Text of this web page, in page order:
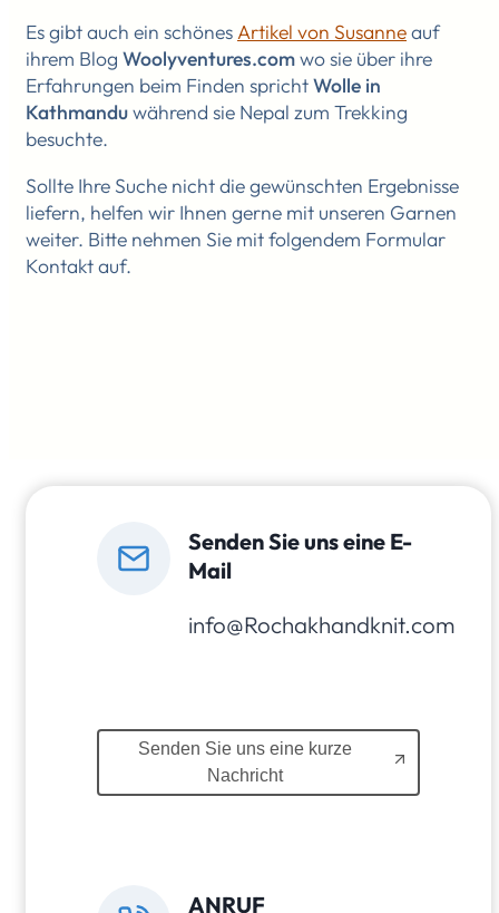
Es gibt auch ein schönesArtikel von Susanneauf
ihrem Blog Woolyventures.comwo sie über ihre
Erfahrungen beim Finden sprichtWolle in
Kathmanduwährend sie Nepal zum Trekking
besuchte.
Sollte Ihre Suche nicht die gewünschten Ergebnisse
liefern, helfen wir Ihnen gerne mit unseren Garnen
weiter. Bitte nehmen Sie mit folgendem Formular
Kontakt auf.
Senden Sie uns eine E-
Mail
info@Rochakhandknit.com
Senden Sie uns eine kurze
Nachricht
ANRUF